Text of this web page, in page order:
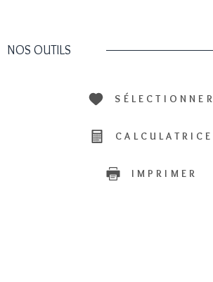
NOS OUTILS
SÉLECTIONNER
CALCULATRICE
IMPRIMER